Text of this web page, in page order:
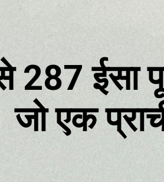
ईसा
जो एक